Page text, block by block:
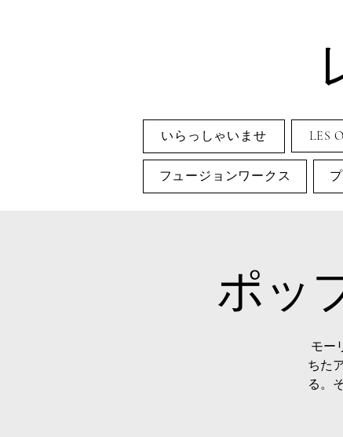
いらっしゃいませ LES
フュージョンワークス
ポッ
モー
ちた
る。